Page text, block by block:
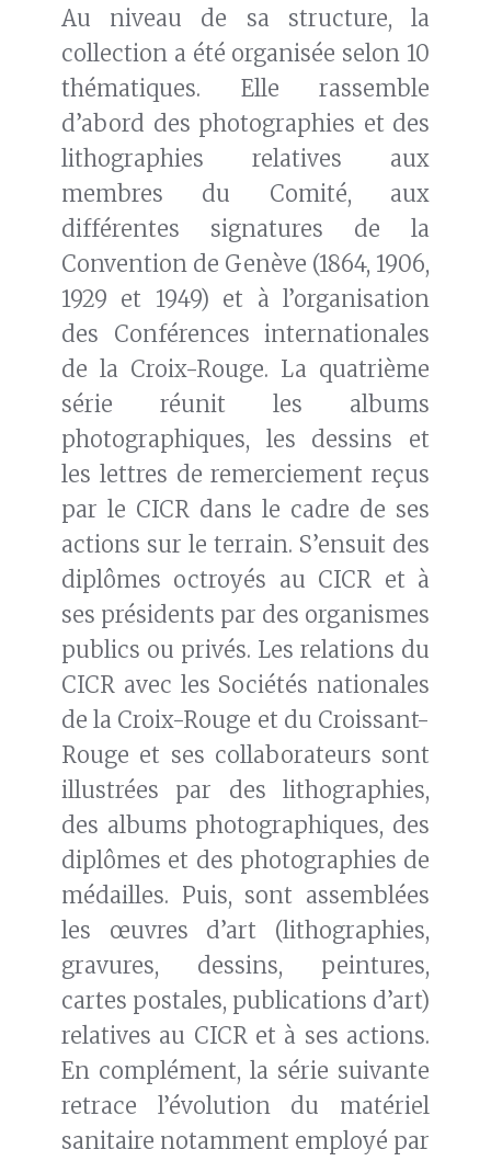
Au niveau de sa structure, la
collection a été organisée selon 10
thématiques. Elle rassemble
d’abord des photographies et des
lithographies relatives aux
membres du Comité, aux
différentes signatures de la
Convention de Genève (1864, 1906,
1929 et 1949) et à l’organisation
des Conférences internationales
de la Croix-Rouge. La quatrième
série réunit les albums
photographiques, les dessins et
les lettres de remerciement reçus
par le CICR dans le cadre de ses
actions sur le terrain. S’ensuit des
diplômes octroyés au CICR et à
ses présidents par des organismes
publics ou privés. Les relations du
CICR avec les Sociétés nationales
de la Croix-Rouge et du Croissant-
Rouge et ses collaborateurs sont
illustrées par des lithographies,
des albums photographiques, des
diplômes et des photographies de
médailles. Puis, sont assemblées
les œuvres d’art (lithographies,
gravures, dessins, peintures,
cartes postales, publications d’art)
relatives au CICR et à ses actions.
En complément, la série suivante
retrace l’évolution du matériel
sanitaire notamment employé par